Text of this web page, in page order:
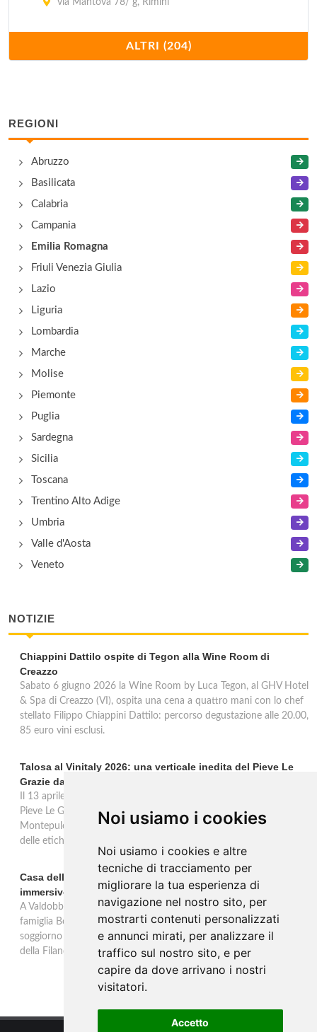
Noi usiamo i cookies
Noi usiamo i cookies e altre
tecniche di tracciamento per
migliorare la tua esperienza di
navigazione nel nostro sito, per
mostrarti contenuti personalizzati
e annunci mirati, per analizzare il
traffico sul nostro sito, e per
capire da dove arrivano i nostri
visitatori.
Accetto
via Mantova 78/ g, Rimini
viale Guglielmo Marconi 81, Rimini
via Losanna 44, Rimini
Al Moccolo
via Catania 22, Rimini
Alle Ruote
Amarcord Osteria
via Marecchiese 56, Rimini
ALTRI (204)
REGIONI
Abruzzo
Basilicata
Calabria
Campania
Emilia Romagna
Friuli Venezia Giulia
Lazio
Liguria
Lombardia
Marche
Molise
Piemonte
Puglia
Sardegna
Sicilia
Toscana
Trentino Alto Adige
Umbria
Valle d'Aosta
Veneto
NOTIZIE
Chiappini Dattilo ospite di Tegon alla Wine Room di
Creazzo
Sabato 6 giugno 2026 la Wine Room by Luca Tegon, al GHV Hotel
& Spa di Creazzo (VI), ospita una cena a quattro mani con lo chef
stellato Filippo Chiappini Dattilo: percorso degustazione alle 20.00,
85 euro vini esclusi.
Talosa al Vinitaly 2026: una verticale inedita del Pieve Le
Grazie dal 2016 al 2020
Il 13 aprile 2026 al Vinitaly, Talosa presenta la verticale inedita del
Pieve Le Grazie: cinque annate dal 2016 al 2020 del Nobile di
Montepulciano a 95 punti Vinous, per ripercorrere la genesi di una
delle etichette iconiche di Montepulciano.
Casa dell'Artista: a Valdobbiadene apre il soggiorno
immersivo tra arte e vino di Bortolomiol
A Valdobbiadene, nel cuore delle colline Patrimonio Unesco, la
famiglia Bortolomiol apre al pubblico la Casa dell'Artista: un
soggiorno immersivo tra arte, natura e vino all'interno del Parco
della Filandetta Art and Wine Farm.